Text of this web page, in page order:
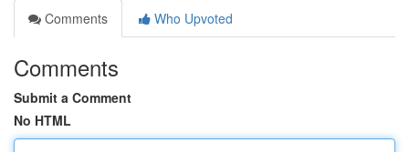
Comments
Who Upvoted
Comments
Submit a Comment
No HTML